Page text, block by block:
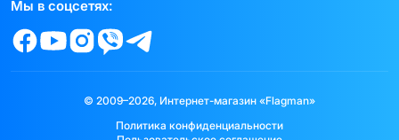
Мы в соцсетях:
© 2009–2026, Интернет-магазин «Flagman»
Политика конфиденциальности